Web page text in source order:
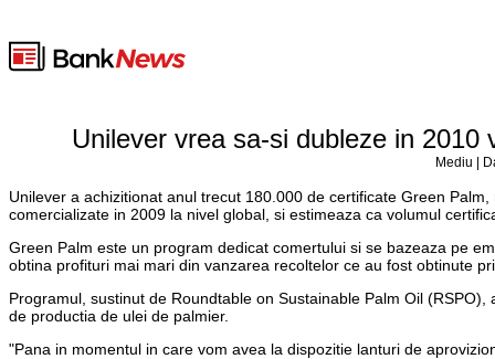
Unilever vrea sa-si dubleze in
Mediu |
Unilever a achizitionat anul trecut 180.000 de certificate Green
comercializate in 2009 la nivel global, si estimeaza ca volumul
Green Palm este un program dedicat comertului si se bazeaza pe
obtina profituri mai mari din vanzarea recoltelor ce au fost obtinute
Programul, sustinut de Roundtable on Sustainable Palm Oil
de productia de ulei de palmier.
"Pana in momentul in care vom avea la dispozitie lanturi de